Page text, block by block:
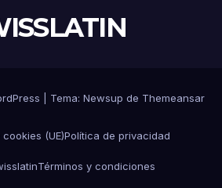
Tema: Newsup de Themeansar
(UE)Política de privacidad
Términos y condiciones